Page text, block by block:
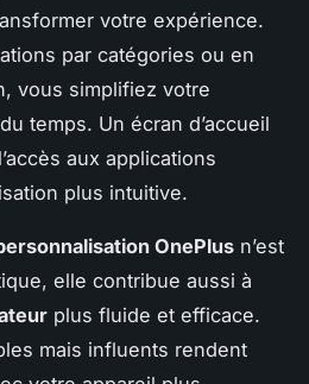
votre expérience.
par catégories ou en
vous simplifiez votre
temps. Un écran d’accueil
aux applications
plus intuitive.
OnePlus n’est
elle contribue aussi à
plus fluide et efficace.
mais influents rendent